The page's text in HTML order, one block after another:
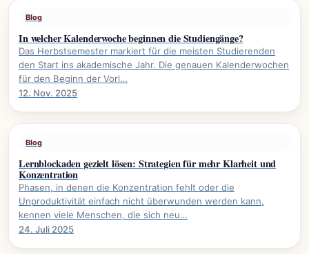
Blog
In welcher Kalenderwoche beginnen die Studiengänge?
Das Herbstsemester markiert für die meisten Studierenden
den Start ins akademische Jahr. Die genauen Kalenderwochen
für den Beginn der Vorl…
12. Nov. 2025
Blog
Lernblockaden gezielt lösen: Strategien für mehr Klarheit und
Konzentration
Phasen, in denen die Konzentration fehlt oder die
Unproduktivität einfach nicht überwunden werden kann,
kennen viele Menschen, die sich neu…
24. Juli 2025